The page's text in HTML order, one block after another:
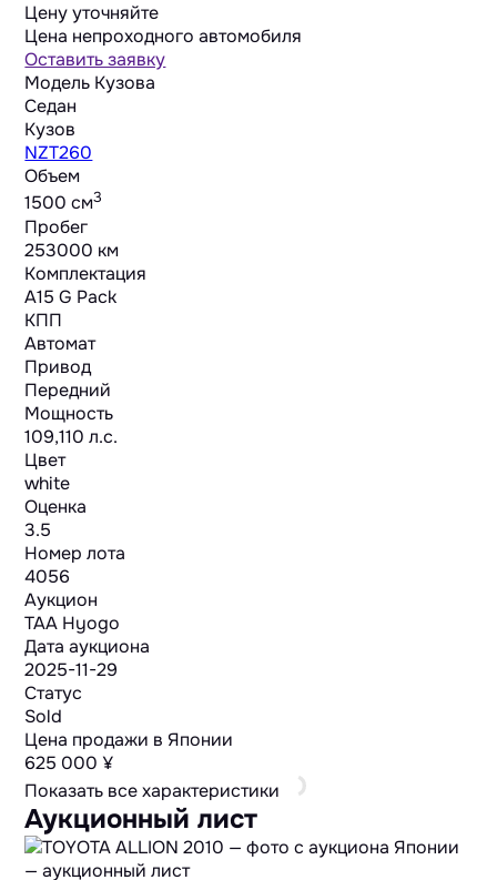
Цену уточняйте
Цена непроходного автомобиля
Оставить заявку
Модель Кузова
Седан
Кузов
NZT260
Объем
1500 cм3
Пробег
253000 км
Комплектация
A15 G Pack
КПП
Автомат
Привод
Передний
Мощность
109,110 л.с.
Цвет
white
Оценка
3.5
Номер лота
4056
Аукцион
TAA Hyogo
Дата аукциона
2025-11-29
Статус
Sold
Цена продажи в Японии
625 000 ¥
Показать все характеристики
Аукционный лист